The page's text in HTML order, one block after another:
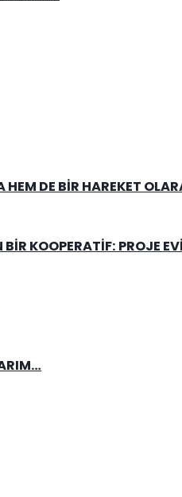
DE BIR HAREKET
KOOPERATIF: PROJE